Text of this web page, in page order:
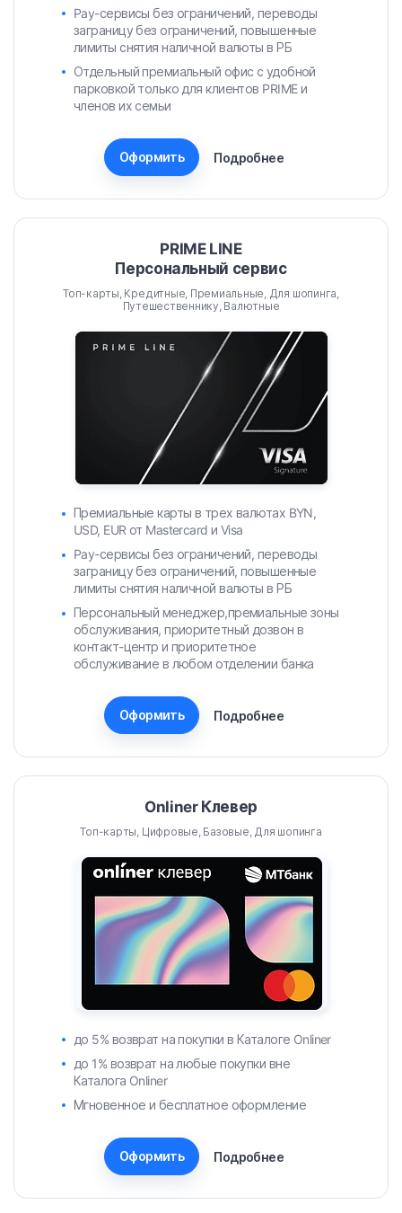
Pay-сервисы без ограничений, переводы
заграницу без ограничений, повышенные
лимиты снятия наличной валюты в РБ
Отдельный премиальный офис с удобной
парковкой только для клиентов PRIME и
членов их семьи
Оформить Подробнее
PRIME LINE
Персональный сервис
Топ-карты, Кредитные, Премиальные, Для шопинга,
Путешественнику, Валютные
Премиальные карты в трех валютах BYN,
USD, EUR от Mastercard и Visa
Pay-сервисы без ограничений, переводы
заграницу без ограничений, повышенные
лимиты снятия наличной валюты в РБ
Персональный менеджер,премиальные зоны
обслуживания, приоритетный дозвон в
контакт-центр и приоритетное
обслуживание в любом отделении банка
Оформить Подробнее
Onliner Клевер
Топ-карты, Цифровые, Базовые, Для шопинга
до 5% возврат на покупки в Каталоге Onliner
до 1% возврат на любые покупки вне
Каталога Onliner
Мгновенное и бесплатное оформление
Оформить Подробнее